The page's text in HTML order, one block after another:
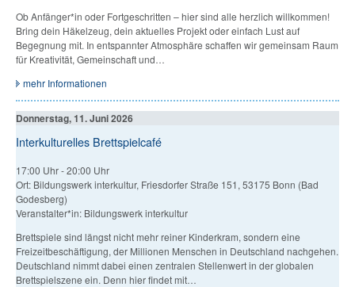
Ob Anfänger*in oder Fortgeschritten – hier sind alle herzlich willkommen!
Bring dein Häkelzeug, dein aktuelles Projekt oder einfach Lust auf
Begegnung mit. In entspannter Atmosphäre schaffen wir gemeinsam Raum
für Kreativität, Gemeinschaft und…
mehr Informationen
Donnerstag, 11. Juni 2026
Interkulturelles Brettspielcafé
17:00 Uhr-20:00 Uhr
Ort: Bildungswerk interkultur, Friesdorfer Straße 151, 53175 Bonn (Bad
Godesberg)
Veranstalter*in: Bildungswerk interkultur
Brettspiele sind längst nicht mehr reiner Kinderkram, sondern eine
Freizeitbeschäftigung, der Millionen Menschen in Deutschland nachgehen.
Deutschland nimmt dabei einen zentralen Stellenwert in der globalen
Brettspielszene ein. Denn hier findet mit…